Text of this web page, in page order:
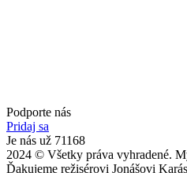
Podporte nás
Pridaj sa
Je nás už 71168
2024 © Všetky práva vyhradené.
Ďakujeme režisérovi Jonášovi